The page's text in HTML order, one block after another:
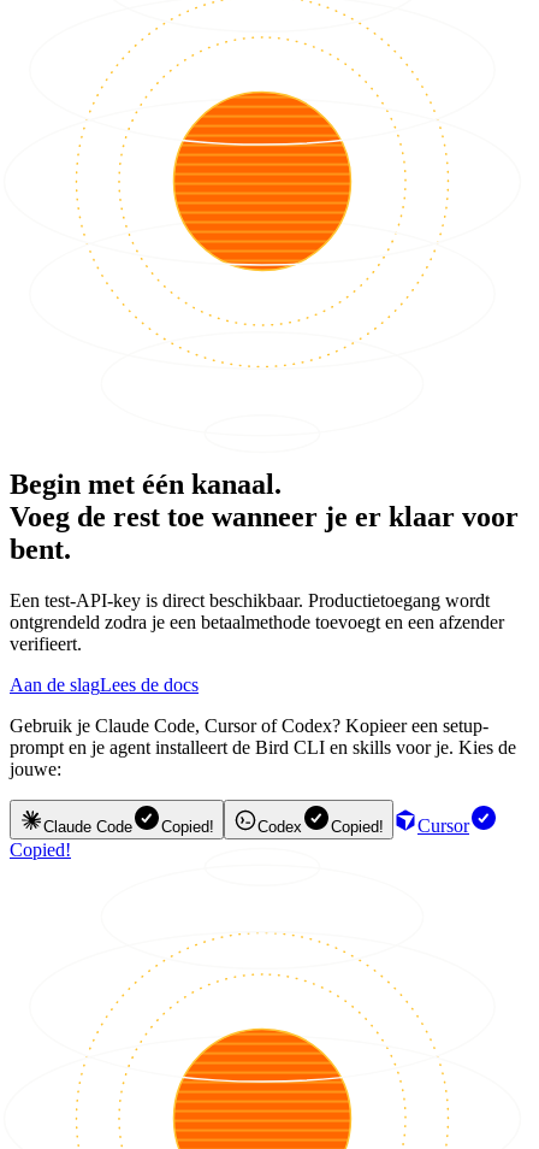
Begin met één kanaal.
Voeg de rest toe wanneer je er klaar voor
bent.
Een test-API-key is direct beschikbaar. Productietoegang wordt
ontgrendeld zodra je een betaalmethode toevoegt en een afzender
verifieert.
Aan de slagLees de docs
Gebruik je Claude Code, Cursor of Codex? Kopieer een setup-
prompt en je agent installeert de Bird CLI en skills voor je. Kies de
jouwe:
Claude Code Copied! Codex Copied!
Cursor
Copied!